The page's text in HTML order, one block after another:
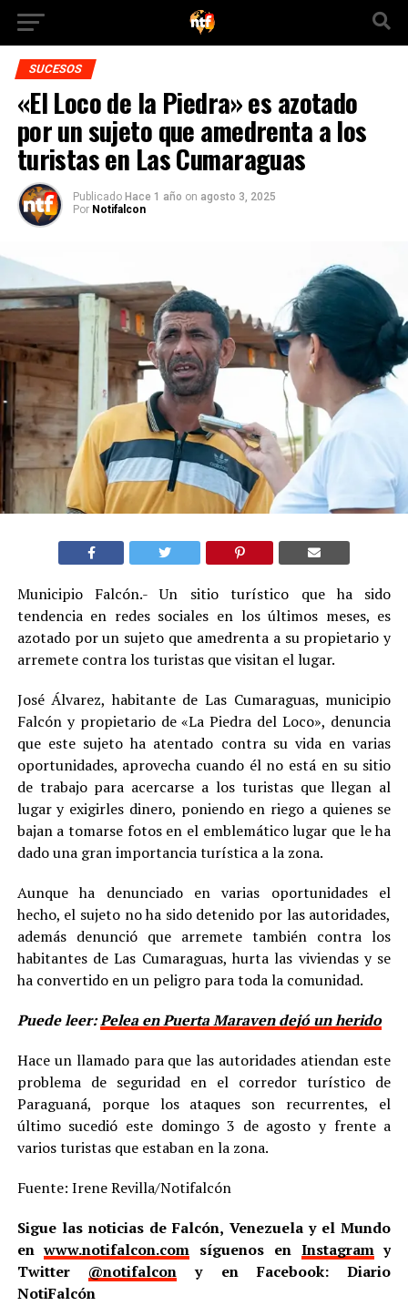
SUCESOS
«El Loco de la Piedra» es azotado
por un sujeto que amedrenta a los
turistas en Las Cumaraguas
Publicado Hace 1 año on agosto 3, 2025
Por Notifalcon
Municipio Falcón.- Un sitio turístico que ha sido
tendencia en redes sociales en los últimos meses, es
azotado por un sujeto que amedrenta a su propietario y
arremete contra los turistas que visitan el lugar.
José Álvarez, habitante de Las Cumaraguas, municipio
Falcón y propietario de «La Piedra del Loco», denuncia
que este sujeto ha atentado contra su vida en varias
oportunidades, aprovecha cuando él no está en su sitio
de trabajo para acercarse a los turistas que llegan al
lugar y exigirles dinero, poniendo en riego a quienes se
bajan a tomarse fotos en el emblemático lugar que le ha
dado una gran importancia turística a la zona.
Aunque ha denunciado en varias oportunidades el
hecho, el sujeto no ha sido detenido por las autoridades,
además denunció que arremete también contra los
habitantes de Las Cumaraguas, hurta las viviendas y se
ha convertido en un peligro para toda la comunidad.
Puede leer:Pelea en Puerta Maraven dejó un herido
Hace un llamado para que las autoridades atiendan este
problema de seguridad en el corredor turístico de
Paraguaná, porque los ataques son recurrentes, el
último sucedió este domingo 3 de agosto y frente a
varios turistas que estaban en la zona.
Fuente: Irene Revilla/Notifalcón
Sigue las noticias de Falcón, Venezuela y el Mundo
enwww.notifalcon.com síguenos en Instagramy
Twitter @notifalcon y en Facebook: Diario
NotiFalcón